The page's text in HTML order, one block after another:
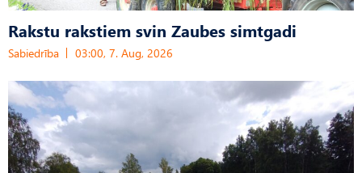
Rakstu rakstiem svin Zaubes simtgadi
Sabiedrība 03:00, 7. Aug, 2026